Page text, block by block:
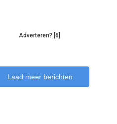
Adverteren? [6]
Laad meer berichten